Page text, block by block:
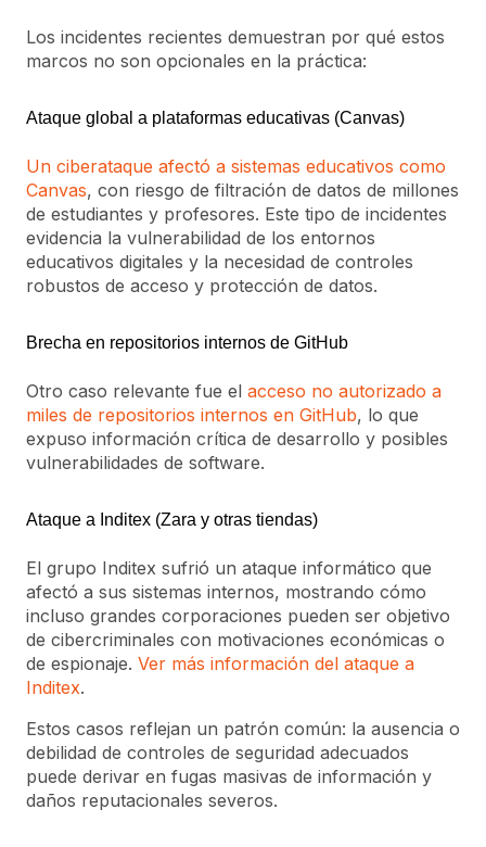
Los incidentes recientes demuestran por qué estos
marcos no son opcionales en la práctica:
Ataque global a plataformas educativas (Canvas)
Un ciberataque afectó a sistemas educativos como
Canvas, con riesgo de filtración de datos de millones
de estudiantes y profesores. Este tipo de incidentes
evidencia la vulnerabilidad de los entornos
educativos digitales y la necesidad de controles
robustos de acceso y protección de datos.
Brecha en repositorios internos de GitHub
Otro caso relevante fue el acceso no autorizado a
miles de repositorios internos en GitHub, lo que
expuso información crítica de desarrollo y posibles
vulnerabilidades de software.
Ataque a Inditex (Zara y otras tiendas)
El grupo Inditex sufrió un ataque informático que
afectó a sus sistemas internos, mostrando cómo
incluso grandes corporaciones pueden ser objetivo
de cibercriminales con motivaciones económicas o
de espionaje. Ver más información del ataque a
Inditex.
Estos casos reflejan un patrón común: la ausencia o
debilidad de controles de seguridad adecuados
puede derivar en fugas masivas de información y
daños reputacionales severos.